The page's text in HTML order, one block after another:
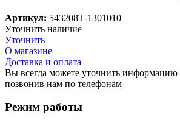
Артикул: 543208Т-1301010
Уточнить наличие
Уточнить
О магазине
Доставка и оплата
Вы всегда можете уточнить информацию
позвонив нам по телефонам
Режим работы